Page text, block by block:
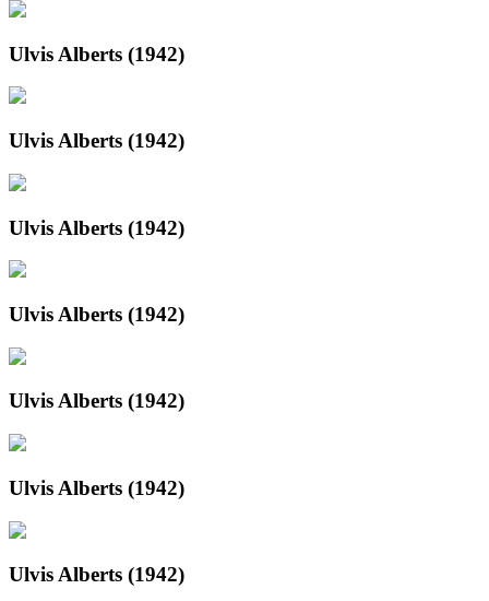
Ulvis Alberts (1942)
Ulvis Alberts (1942)
Ulvis Alberts (1942)
Ulvis Alberts (1942)
Ulvis Alberts (1942)
Ulvis Alberts (1942)
Ulvis Alberts (1942)